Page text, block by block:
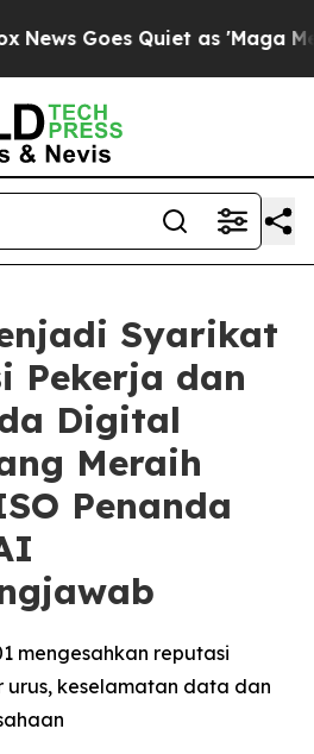
Goes Quiet as 'Maga Media
Syarikat
Pekerja dan
Digital
Meraih
Penanda
mengesahkan reputasi
keselamatan data dan